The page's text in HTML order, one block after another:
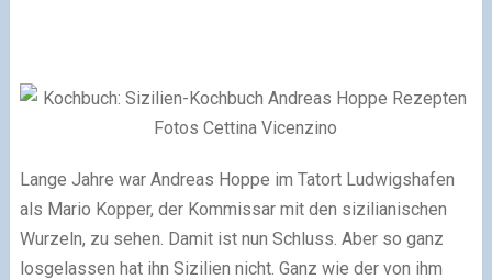
Lange Jahre war Andreas Hoppe im Tatort Ludwigshafen
als Mario Kopper, der Kommissar mit den sizilianischen
Wurzeln, zu sehen. Damit ist nun Schluss. Aber so ganz
losgelassen hat ihn Sizilien nicht. Ganz wie der von ihm